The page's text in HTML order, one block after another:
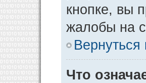
кнопке, вы
жалобы на
Вернуться
Что